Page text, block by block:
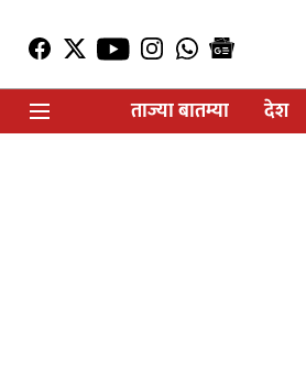
ताज्या बातम्या
देश